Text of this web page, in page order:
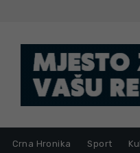
Crna Hronika Sport